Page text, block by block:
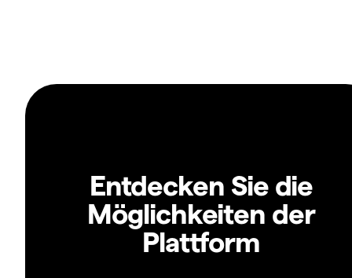
Entdecken Sie die
Möglichkeiten der
Plattform